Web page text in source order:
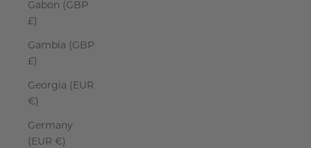
Gabon (GBP
£)
Gambia (GBP
£)
Georgia (EUR
€)
Germany
(EUR €)